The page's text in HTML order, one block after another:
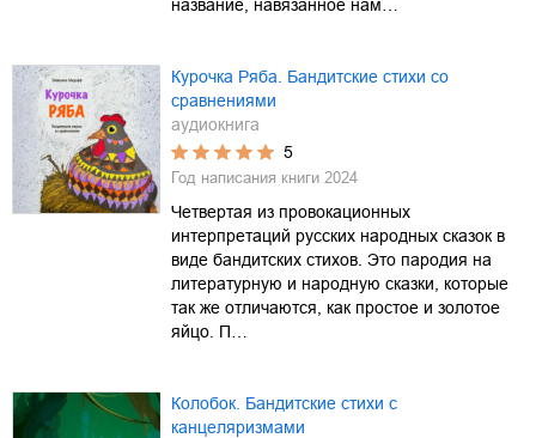
название, навязанное нам…
Курочка Ряба. Бандитские стихи со
сравнениями
аудиокнига
5
Год написания книги 2024
Четвертая из провокационных
интерпретаций русских народных сказок в
виде бандитских стихов. Это пародия на
литературную и народную сказки, которые
так же отличаются, как простое и золотое
яйцо. П…
Колобок. Бандитские стихи с
канцеляризмами